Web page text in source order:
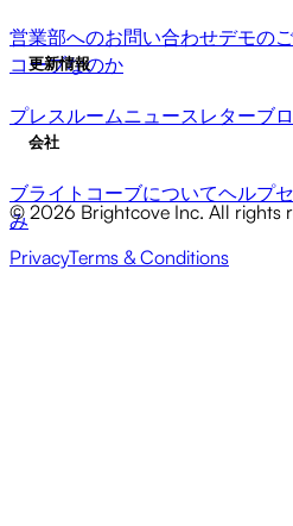
営業部へのお問い合わせデモの
コーブなのか
更新情報
プレスルームニュースレターブ
会社
ブライトコーブについてヘルプ
み
© 2026 Brightcove Inc. All rights
PrivacyTerms & Conditions